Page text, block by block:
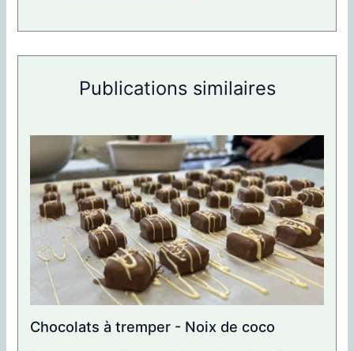
Publications similaires
Chocolats à tremper - Noix de coco